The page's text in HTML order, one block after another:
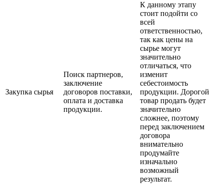
Закупка сырья
Поиск партнеров,
заключение
договоров поставки,
оплата и доставка
продукции.
К данному этапу
стоит подойти со
всей
ответственностью,
так как цены на
сырье могут
значительно
отличаться, что
изменит
себестоимость
продукции. Дорогой
товар продать будет
значительно
сложнее, поэтому
перед заключением
договора
внимательно
продумайте
изначально
возможный
результат.